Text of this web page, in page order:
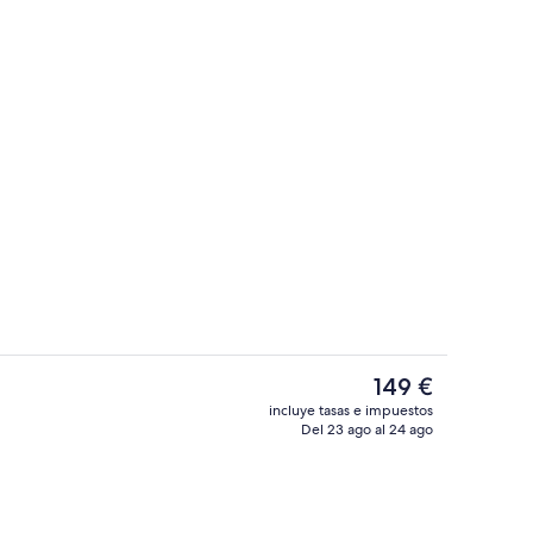
Bar (en el alojamiento)
El
precio
actual
149 €
incluye tasas e impuestos
Del 23 ago al 24 ago